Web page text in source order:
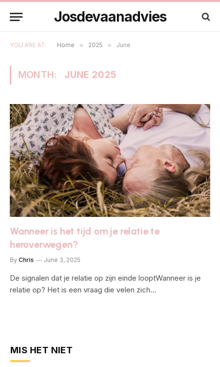
Josdevaanadvies
YOU ARE AT: Home » 2025 » June
MONTH: JUNE 2025
Wanneer is het tijd om je relatie te
heroverwegen?
By Chris June 3, 2025
De signalen dat je relatie op zijn einde looptWanneer is je
relatie op? Het is een vraag die velen zich…
MIS HET NIET